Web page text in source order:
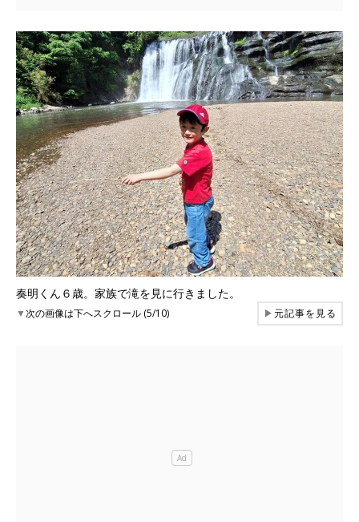
奏明くん６歳。家族で滝を見に行きました。
▼次の画像は下へスクロール (5/10) ▶元記事を見る